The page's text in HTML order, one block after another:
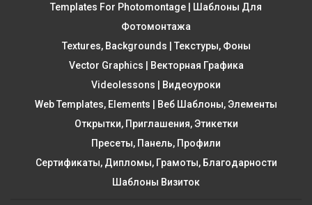
Templates For Photomontage | Шаблоны Для
Фотомонтажа
Textures, Backgrounds | Текстуры, Фоны
Vector Graphics | Векторная Графика
Videolessons | Видеоуроки
Web Templates, Elements | Веб Шаблоны, Элементы
Открытки, Приглашения, Этикетки
Пресеты, Панель, Профили
Сертификаты, Дипломы, Грамоты, Благодарности
Шаблоны Визиток